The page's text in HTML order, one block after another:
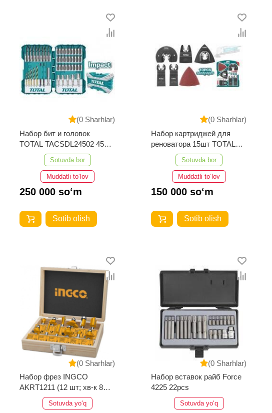
(0 Sharhlar)
Набор бит и головок
TOTAL TACSDL24502 45
предметов
Sotuvda bor
Muddatli to‘lov
250 000 so‘m
Sotib olish
(0 Sharhlar)
Набор картриджей для
реноватора 15шт TOTAL
TAKTMT1502
Sotuvda bor
Muddatli to‘lov
150 000 so‘m
Sotib olish
(0 Sharhlar)
Набор фрез INGCO
AKRT1211 (12 шт; хв-к 8
Sotuvda yo‘q
(0 Sharhlar)
Набор вставок райб Force
4225 22pcs
Sotuvda yo‘q